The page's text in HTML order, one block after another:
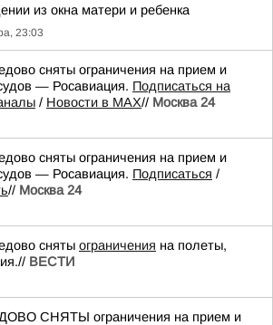
из окна матери и ребенка
23:03
сняты ограничения на прием и
— Росавиация. Подписаться на
/ Новости в MAX// Москва 24
сняты ограничения на прием и
— Росавиация. Подписаться /
// Москва 24
сняты ограничения на полеты,
ВЕСТИ
СНЯТЫ ограничения на прием и